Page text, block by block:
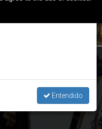
a la delegación de la
Entendido